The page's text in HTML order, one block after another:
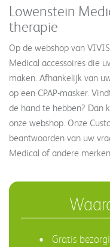
Lowenstein
therapie
Op de webshop van
Medical accessoires die
maken. Afhankelijk van
op een CPAP-masker.
de hand te hebben? Dan
onze webshop. Onze
beantwoorden van uw
Medical of andere merken.
Gratis